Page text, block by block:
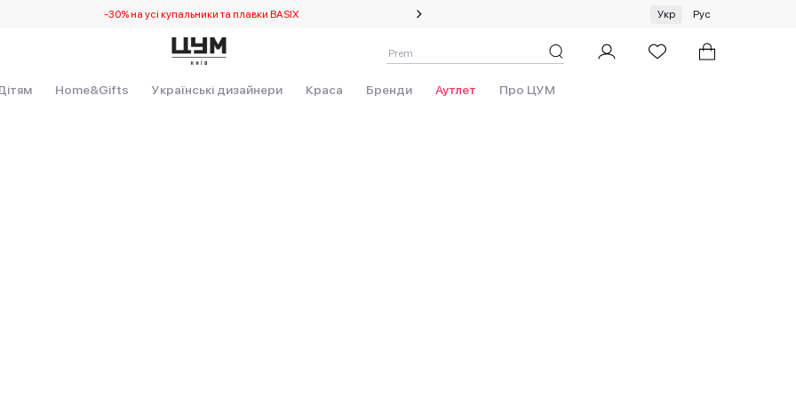
-30% на усі купальники та плавки BASIX Спеціальна пропозиція на одяг та хустки ЦУМ by GUNIA
Укр Рус
Home&Gifts Українські дизайнери Краса Бренди Аутлет Про ЦУМ
непередбачувана помилка. Debug: RangeError580 at new